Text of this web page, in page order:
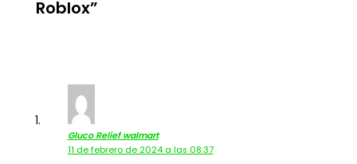
Roblox”
Gluco Relief walmart
11 de febrero de 2024 a las 08:37